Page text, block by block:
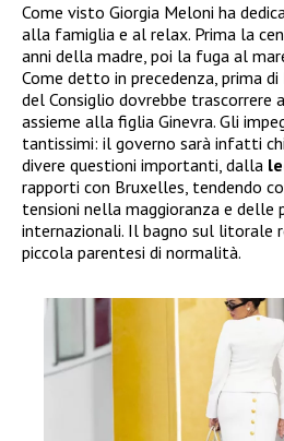
Come visto Giorgia Meloni ha
alla famiglia e al relax. Prima la
anni della madre, poi la fuga al
Come detto in precedenza, prima
del Consiglio dovrebbe trascorrere
assieme alla figlia Ginevra. Gli
tantissimi: il governo sarà infatti
divere questioni importanti, dalla
rapporti con Bruxelles, tendendo
tensioni nella maggioranza e delle
internazionali. Il bagno sul litorale
piccola parentesi di normalità.